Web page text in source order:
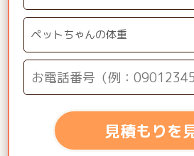
見積もりを